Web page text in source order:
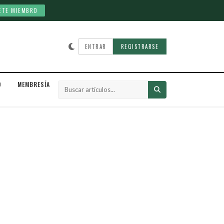
MIEMBRO
ENTRAR REGISTRARSE
MEMBRESÍA